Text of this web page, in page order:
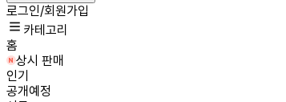
로그인/회원가입
카테고리
홈
상시 판매
인기
공개예정